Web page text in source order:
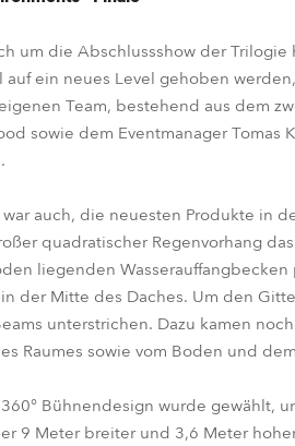
um die Abschlussshow der
auf ein neues Level gehoben
Team, bestehend aus dem
sowie dem Eventmanager Tomas
war auch, die neuesten Produkte in
quadratischer Regenvorhang
liegenden
der Mitte des Daches. Um den
unterstrichen. Dazu kamen
Raumes sowie vom Boden und
360° Bühnendesign wurde gewählt,
9 Meter breiter und 3,6 Meter